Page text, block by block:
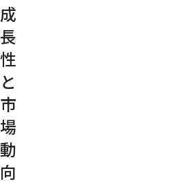
成
長
性
と
市
場
動
向